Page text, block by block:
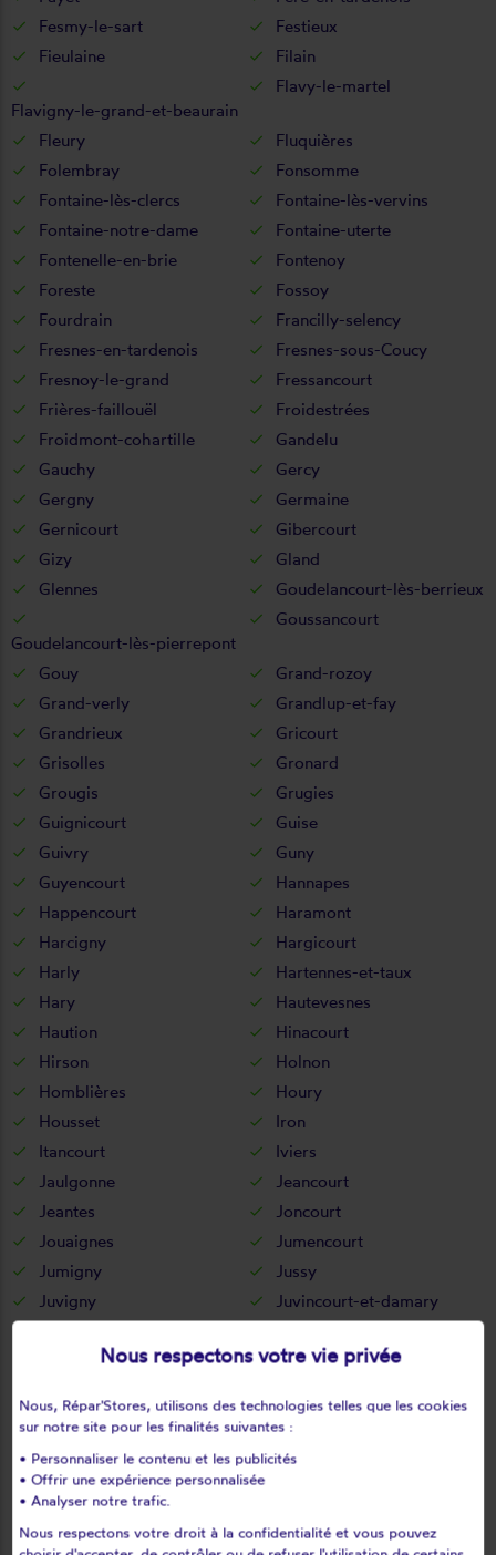
Fesmy-le-sart
Festieux
Fieulaine
Filain
Flavigny-le-grand-et-beaurain
Flavy-le-martel
Fleury
Fluquières
Folembray
Fonsomme
Fontaine-lès-clercs
Fontaine-lès-vervins
Fontaine-notre-dame
Fontaine-uterte
Fontenelle-en-brie
Fontenoy
Foreste
Fossoy
Fourdrain
Francilly-selency
Fresnes-en-tardenois
Fresnes-sous-Coucy
Fresnoy-le-grand
Fressancourt
Frières-faillouël
Froidestrées
Froidmont-cohartille
Gandelu
Gauchy
Gercy
Gergny
Germaine
Gernicourt
Gibercourt
Gizy
Gland
Glennes
Goudelancourt-lès-berrieux
Goudelancourt-lès-pierrepont
Goussancourt
Gouy
Grand-rozoy
Grand-verly
Grandlup-et-fay
Grandrieux
Gricourt
Grisolles
Gronard
Grougis
Grugies
Guignicourt
Guise
Guivry
Guny
Guyencourt
Hannapes
Happencourt
Haramont
Harcigny
Hargicourt
Harly
Hartennes-et-taux
Hary
Hautevesnes
Haution
Hinacourt
Hirson
Holnon
Homblières
Houry
Housset
Iron
Itancourt
Iviers
Jaulgonne
Jeancourt
Jeantes
Joncourt
Jouaignes
Jumencourt
Jumigny
Jussy
Juvigny
Juvincourt-et-damary
La celle-sous-montmirail
La chapelle-monthodon
La ferté-chevresis
La ferté-milon
La hérie
La malmaison
La neuville-bosmont
La neuville-housset
La vallée-au-blé
La vallée-mulâtre
Nous respectons votre vie privée
Nous, Répar'Stores, utilisons des technologies telles que les cookies
sur notre site pour les finalités suivantes :
• Personnaliser le contenu et les publicités
• Offrir une expérience personnalisée
• Analyser notre trafic.
Nous respectons votre droit à la confidentialité et vous pouvez